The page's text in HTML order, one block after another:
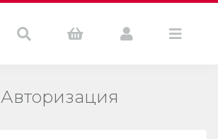
Авторизация